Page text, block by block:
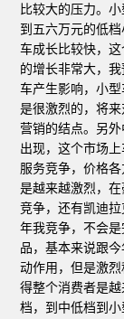
比较大的压力。
到五六万元的低
车成长比较快，
的增长非常大，
车产生影响，小
是很激烈的，将
营销的结点。另
出现，这个市场
服务竞争，价格
是越来越激烈，
竞争，还有凯迪
年我竞争，不会
品，基本来说跟
动作用，但是激
得整个消费者是
档，到中低档到